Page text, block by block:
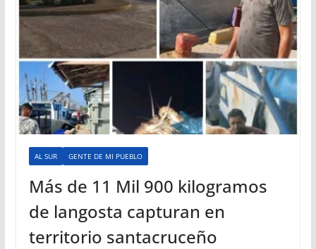
AL SUR GENTE DE MI PUEBLO
Más de 11 Mil 900 kilogramos
de langosta capturan en
territorio santacruceño